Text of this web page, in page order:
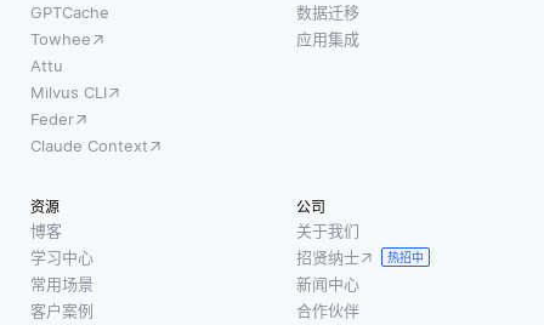
GPTCache
Towhee
Attu
Milvus CLI
Feder
Claude Context
数据迁移
应用集成
资源
博客
学习中心
常用场景
客户案例
公司
关于我们
招贤纳士
热招中
新闻中心
合作伙伴